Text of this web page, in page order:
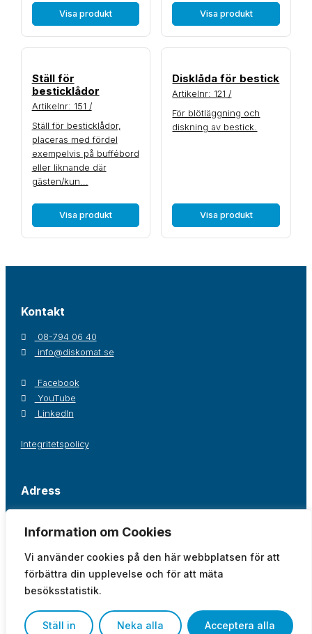
Information om Cookies
Vi använder cookies på den här webbplatsen för att
förbättra din upplevelse och för att mäta
besöksstatistik.
Ställ in Neka alla Acceptera alla
Visa produkt Visa produkt
Ställ för
besticklådor
Artikelnr: 151 /
Ställ för besticklådor,
placeras med fördel
exempelvis på buffébord
eller liknande där
gästen/kun...
Visa produkt
Disklåda för bestick
Artikelnr: 121 /
För blötläggning och
diskning av bestick.
Visa produkt
Kontakt
08-794 06 40
info@diskomat.se
Facebook
YouTube
LinkedIn
Integritetspolicy
Adress
Diskomat AB
191 61 Sollentuna
Visa på karta
Diskomat AB
191 61 Sollentuna